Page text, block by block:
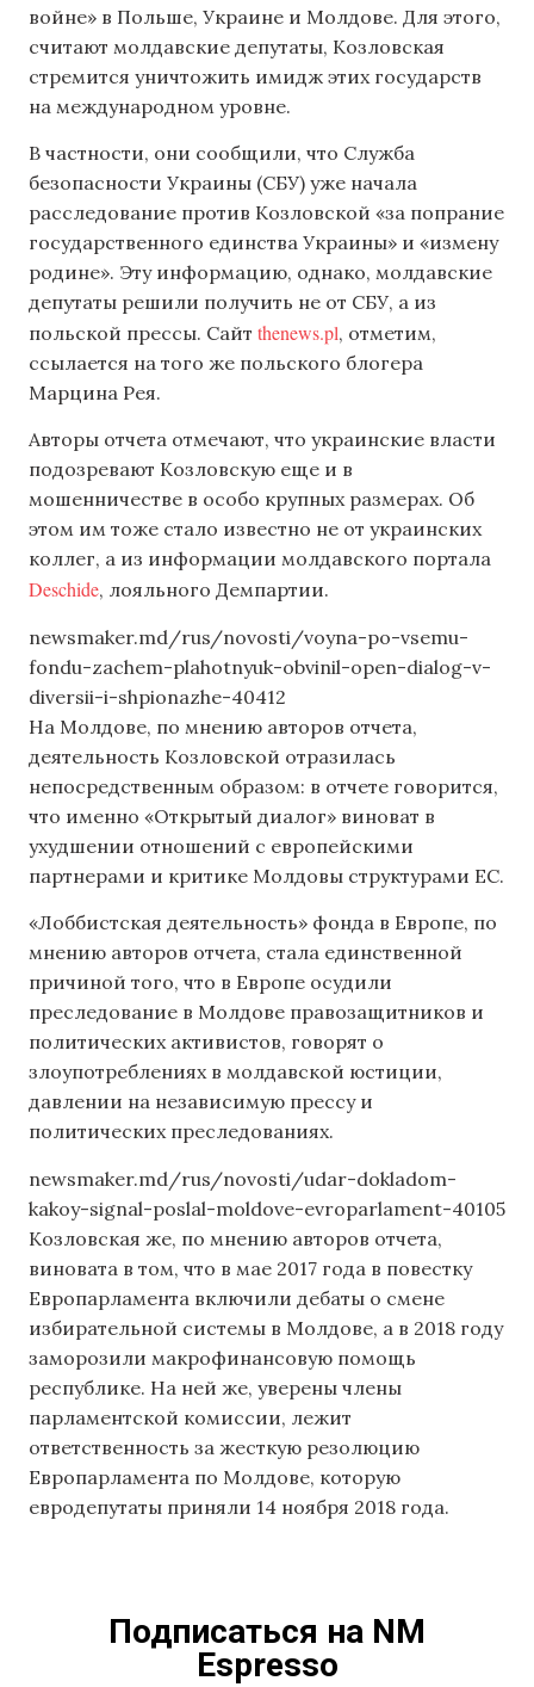
войне» в Польше, Украине и Молдове. Для этого,
считают молдавские депутаты, Козловская
стремится уничтожить имидж этих государств
на международном уровне.
В частности, они сообщили, что Служба
безопасности Украины (СБУ) уже начала
расследование против Козловской «за попрание
государственного единства Украины» и «измену
родине». Эту информацию, однако, молдавские
депутаты решили получить не от СБУ, а из
польской прессы. Сайт thenews.pl, отметим,
ссылается на того же польского блогера
Марцина Рея.
Авторы отчета отмечают, что украинские власти
подозревают Козловскую еще и в
мошенничестве в особо крупных размерах. Об
этом им тоже стало известно не от украинских
коллег, а из информации молдавского портала
Deschide, лояльного Демпартии.
newsmaker.md/rus/novosti/voyna-po-vsemu-
fondu-zachem-plahotnyuk-obvinil-open-dialog-v-
diversii-i-shpionazhe-40412
На Молдове, по мнению авторов отчета,
деятельность Козловской отразилась
непосредственным образом: в отчете говорится,
что именно «Открытый диалог» виноват в
ухудшении отношений с европейскими
партнерами и критике Молдовы структурами ЕС.
«Лоббистская деятельность» фонда в Европе, по
мнению авторов отчета, стала единственной
причиной того, что в Европе осудили
преследование в Молдове правозащитников и
политических активистов, говорят о
злоупотреблениях в молдавской юстиции,
давлении на независимую прессу и
политических преследованиях.
newsmaker.md/rus/novosti/udar-dokladom-
kakoy-signal-poslal-moldove-evroparlament-40105
Козловская же, по мнению авторов отчета,
виновата в том, что в мае 2017 года в повестку
Европарламента включили дебаты о смене
избирательной системы в Молдове, а в 2018 году
заморозили макрофинансовую помощь
республике. На ней же, уверены члены
парламентской комиссии, лежит
ответственность за жесткую резолюцию
Европарламента по Молдове, которую
евродепутаты приняли 14 ноября 2018 года.
Подписаться на NM
Espresso